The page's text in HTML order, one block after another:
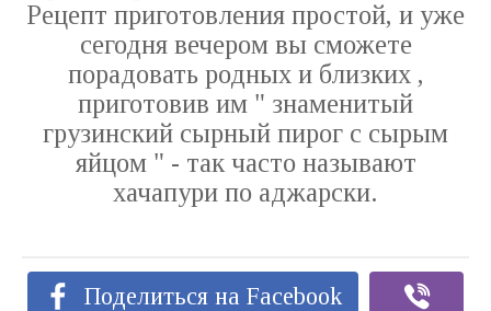
Рецепт приготовления простой, и уже
сегодня вечером вы сможете
порадовать родных и близких ,
приготовив им " знаменитый
грузинский сырный пирог с сырым
яйцом " - так часто называют
хачапури по аджарски.
Поделиться на Facebook